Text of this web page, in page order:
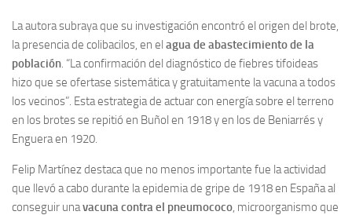
La autora subraya que su investigación encontró el origen del brote,
la presencia de colibacilos, en el agua de abastecimiento de la
población. “La confirmación del diagnóstico de fiebres tifoideas
hizo que se ofertase sistemática y gratuitamente la vacuna a todos
los vecinos”. Esta estrategia de actuar con energía sobre el terreno
en los brotes se repitió en Buñol en 1918 y en los de Beniarrés y
Enguera en 1920.
Felip Martínez destaca que no menos importante fue la actividad
que llevó a cabo durante la epidemia de gripe de 1918 en España al
conseguir unavacuna contra el pneumococo, microorganismo que